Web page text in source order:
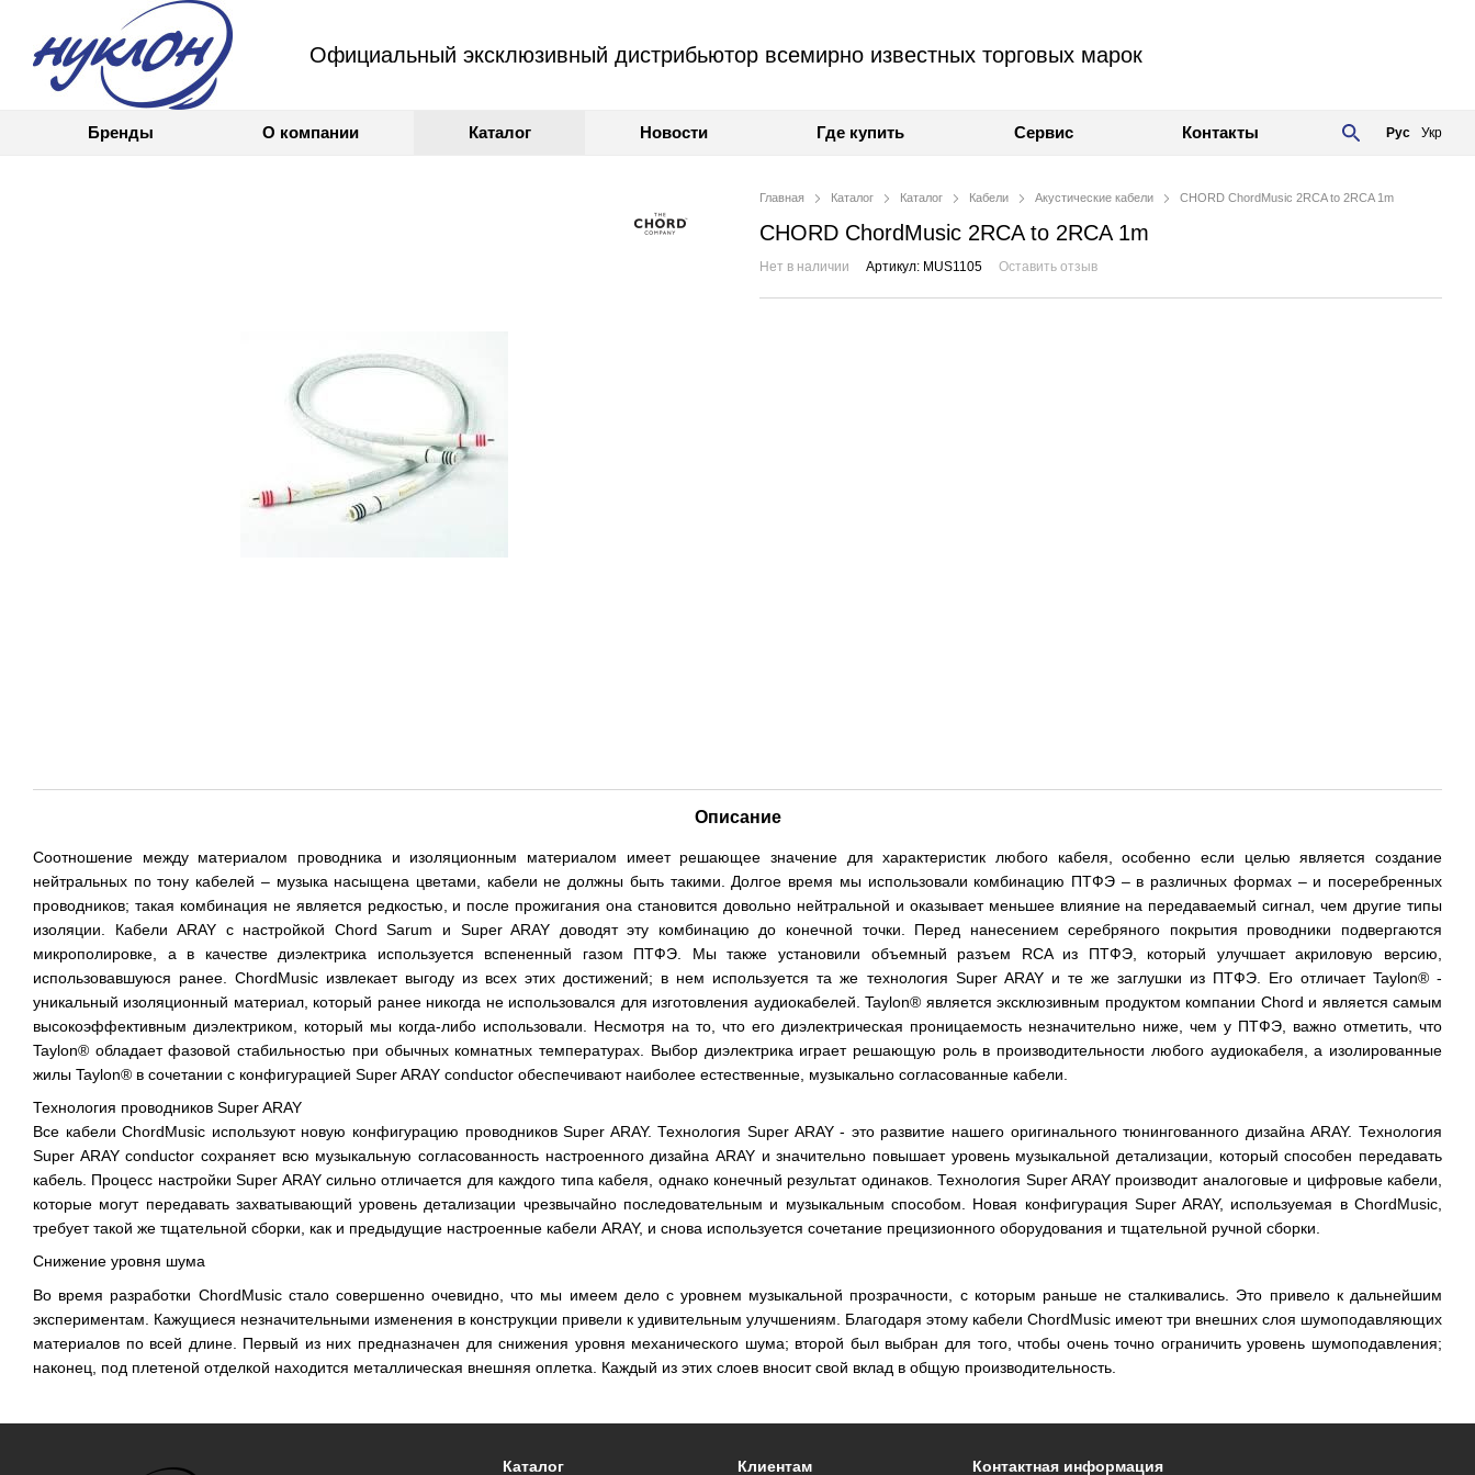
Официальный эксклюзивный дистрибьютор всемирно известных торговых марок
Бренды О компании Каталог Новости Где купить Сервис Контакты Рус Укр
Главная Каталог Каталог Кабели Акустические кабели CHORD ChordMusic 2RCA to 2RCA 1m
CHORD ChordMusic 2RCA to 2RCA 1m
Нет в наличии Артикул: MUS1105 Оставить отзыв
Описание
Соотношение между материалом проводника и изоляционным материалом имеет решающее значение для характеристик любого кабеля, особенно если целью является создание
нейтральных по тону кабелей – музыка насыщена цветами, кабели не должны быть такими. Долгое время мы использовали комбинацию ПТФЭ – в различных формах – и посеребренных
проводников; такая комбинация не является редкостью, и после прожигания она становится довольно нейтральной и оказывает меньшее влияние на передаваемый сигнал, чем другие типы
изоляции. Кабели ARAY с настройкой Chord Sarum и Super ARAY доводят эту комбинацию до конечной точки. Перед нанесением серебряного покрытия проводники подвергаются
микрополировке, а в качестве диэлектрика используется вспененный газом ПТФЭ. Мы также установили объемный разъем RCA из ПТФЭ, который улучшает акриловую версию,
использовавшуюся ранее. ChordMusic извлекает выгоду из всех этих достижений; в нем используется та же технология Super ARAY и те же заглушки из ПТФЭ. Его отличает Taylon® -
уникальный изоляционный материал, который ранее никогда не использовался для изготовления аудиокабелей. Taylon® является эксклюзивным продуктом компании Chord и является самым
высокоэффективным диэлектриком, который мы когда-либо использовали. Несмотря на то, что его диэлектрическая проницаемость незначительно ниже, чем у ПТФЭ, важно отметить, что
Taylon® обладает фазовой стабильностью при обычных комнатных температурах. Выбор диэлектрика играет решающую роль в производительности любого аудиокабеля, а изолированные
жилы Taylon® в сочетании с конфигурацией Super ARAY conductor обеспечивают наиболее естественные, музыкально согласованные кабели.
Технология проводников Super ARAY
Все кабели ChordMusic используют новую конфигурацию проводников Super ARAY. Технология Super ARAY - это развитие нашего оригинального тюнингованного дизайна ARAY. Технология
Super ARAY conductor сохраняет всю музыкальную согласованность настроенного дизайна ARAY и значительно повышает уровень музыкальной детализации, который способен передавать
кабель. Процесс настройки Super ARAY сильно отличается для каждого типа кабеля, однако конечный результат одинаков. Технология Super ARAY производит аналоговые и цифровые кабели,
которые могут передавать захватывающий уровень детализации чрезвычайно последовательным и музыкальным способом. Новая конфигурация Super ARAY, используемая в ChordMusic,
требует такой же тщательной сборки, как и предыдущие настроенные кабели ARAY, и снова используется сочетание прецизионного оборудования и тщательной ручной сборки.
Снижение уровня шума
Во время разработки ChordMusic стало совершенно очевидно, что мы имеем дело с уровнем музыкальной прозрачности, с которым раньше не сталкивались. Это привело к дальнейшим
экспериментам. Кажущиеся незначительными изменения в конструкции привели к удивительным улучшениям. Благодаря этому кабели ChordMusic имеют три внешних слоя шумоподавляющих
материалов по всей длине. Первый из них предназначен для снижения уровня механического шума; второй был выбран для того, чтобы очень точно ограничить уровень шумоподавления;
наконец, под плетеной отделкой находится металлическая внешняя оплетка. Каждый из этих слоев вносит свой вклад в общую производительность.
Каталог Клиентам Контактная информация